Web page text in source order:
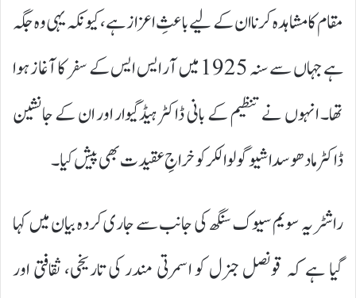
مقام کا مشاہدہ کرنا ان کے لیے باعثِ اعزاز ہے، کیونکہ یہی وہ جگہ
ہے جہاں سے سنہ 1925 میں آر ایس ایس کے سفر کا آغاز ہوا
تھا۔ انہوں نے تنظیم کے بانی ڈاکٹر ہیڈگیوار اور ان کے جانشین
ڈاکٹر مادھو سداشیو گولوالکر کو خراجِ عقیدت بھی پیش کیا۔
راشٹریہ سویم سیوک سنگھ کی جانب سے جاری کردہ بیان میں کہا
گیا ہے کہ قونصل جنرل کو اسمرتی مندر کی تاریخی، ثقافتی اور